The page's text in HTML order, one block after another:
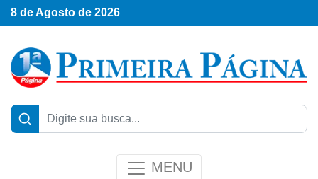
8 de Agosto de 2026
MENU